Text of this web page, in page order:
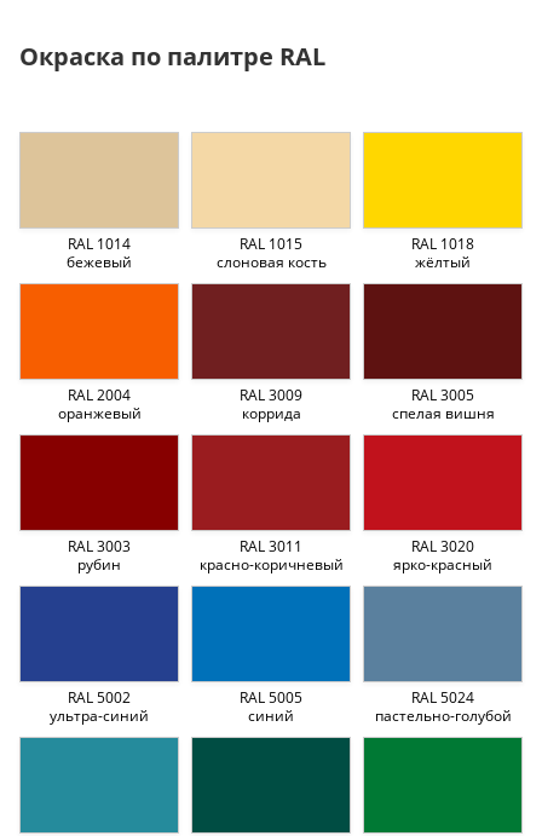
Окраска по палитре RAL
RAL 1014
бежевый
RAL 1015
слоновая кость
RAL 1018
жёлтый
RAL 2004
оранжевый
RAL 3009
коррида
RAL 3005
спелая вишня
RAL 3003
рубин
RAL 3011
красно-коричневый
RAL 3020
ярко-красный
RAL 5002
ультра-синий
RAL 5005
синий
RAL 5024
пастельно-голубой